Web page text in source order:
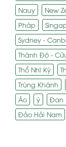
Nauy
New
Pháp
Sydney -
Thành Đô -
Thổ Nhĩ Kỳ
Trùng Khánh
Áo
ý Đan
Đảo Hải Nam